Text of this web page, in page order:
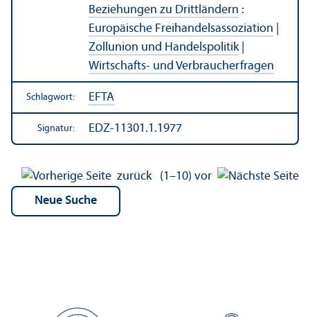
Beziehungen zu Drittländern :
Europäische Freihandels­assoziation
Zollunion und Handels­politik|
Wirtschafts- und Verbraucherfragen
Schlagwort: EFTA
Signatur: EDZ-11301.1.1977
zurück (1–10) vor